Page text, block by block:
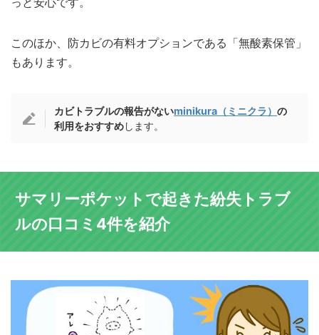
このほか、防カビの有料オプションである「無酸素保管」
もあります。
カビトラブルの報告がないminikura（ミニクラ）の
利用をおすすめします。
サマリーポケットで起きた紛失トラブ
ルの口コミ4件を紹介